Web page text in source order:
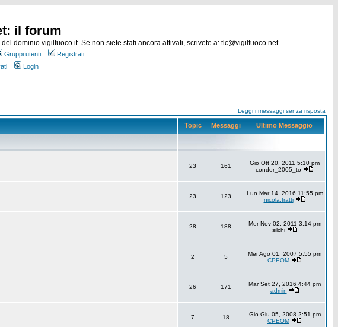
il forum
dominio vigilfuoco.it. Se non siete stati ancora attivati, scrivete a: tlc@vigilfuoco.net
Gruppi utenti
Registrati
Login
Leggi i messaggi senza risposta
Topic Messaggi Ultimo Messaggio
23 161
Gio Ott 20, 2011 5:10 pm
condor_2005_to
23 123
Lun Mar 14, 2016 11:55 pm
nicola.fratti
28 188
Mer Nov 02, 2011 3:14 pm
silchi
2 5
Mer Ago 01, 2007 5:55 pm
CPEOM
26 171
Mar Set 27, 2016 4:44 pm
admin
7 18
Gio Giu 05, 2008 2:51 pm
CPEOM